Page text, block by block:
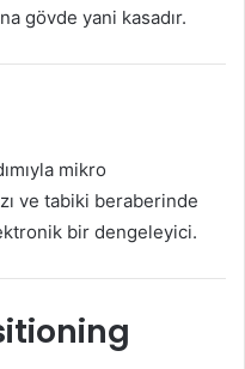
gövde yani kasadır.
mikro
ve tabiki beraberinde
bir dengeleyici.